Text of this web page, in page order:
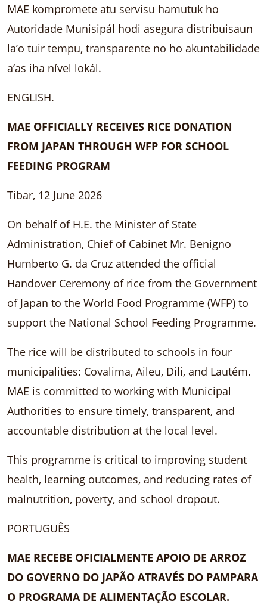
MAE kompromete atu servisu hamutuk ho
Autoridade Munisipál hodi asegura distribuisaun
la’o tuir tempu, transparente no ho akuntabilidade
a’as iha nível lokál.
ENGLISH.
MAE OFFICIALLY RECEIVES RICE DONATION
FROM JAPAN THROUGH WFP FOR SCHOOL
FEEDING PROGRAM
Tibar, 12 June 2026
On behalf of H.E. the Minister of State
Administration, Chief of Cabinet Mr. Benigno
Humberto G. da Cruz attended the official
Handover Ceremony of rice from the Government
of Japan to the World Food Programme (WFP) to
support the National School Feeding Programme.
The rice will be distributed to schools in four
municipalities: Covalima, Aileu, Dili, and Lautém.
MAE is committed to working with Municipal
Authorities to ensure timely, transparent, and
accountable distribution at the local level.
This programme is critical to improving student
health, learning outcomes, and reducing rates of
malnutrition, poverty, and school dropout.
PORTUGUÊS
MAE RECEBE OFICIALMENTE APOIO DE ARROZ
DO GOVERNO DO JAPÃO ATRAVÉS DO PAMPARA
O PROGRAMA DE ALIMENTAÇÃO ESCOLAR.